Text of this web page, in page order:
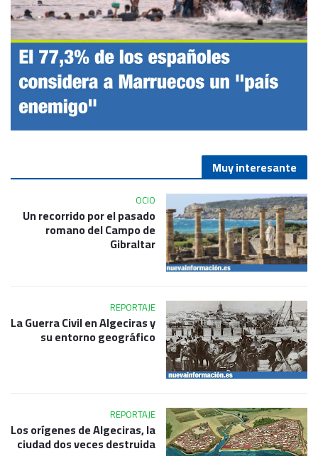
Muy interesante
OCIO
Un recorrido por el pasado
romano del Campo de
Gibraltar
REPORTAJE
La Guerra Civil en Algeciras y
su entorno geográfico
REPORTAJE
Los orígenes de Algeciras, la
ciudad dos veces destruida